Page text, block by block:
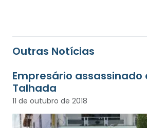
Outras Notícias
Empresário assassinado
Talhada
11 de outubro de 2018